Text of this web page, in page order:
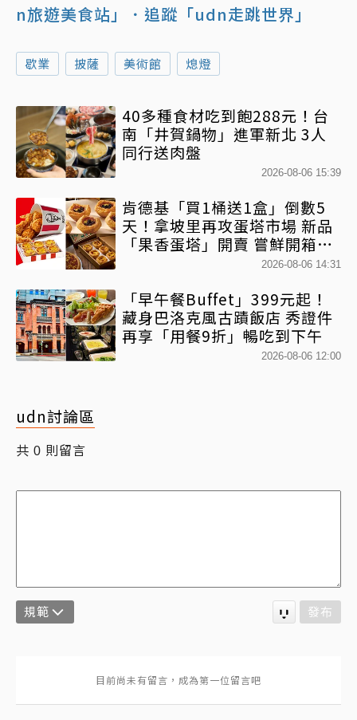
n旅遊美食站」
．追蹤「udn走跳世界」
歇業 披薩 美術館 熄燈
40多種食材吃到飽288元！台
南「井賀鍋物」進軍新北 3人
同行送肉盤
2026-08-06 15:39
肯德基「買1桶送1盒」倒數5
天！拿坡里再攻蛋塔市場 新品
「果香蛋塔」開賣 嘗鮮開箱現
2026-08-06 14:31
「早午餐Buffet」399元起！
藏身巴洛克風古蹟飯店 秀證件
再享「用餐9折」暢吃到下午
2026-08-06 12:00
udn討論區
共 0 則留言
規範 發布